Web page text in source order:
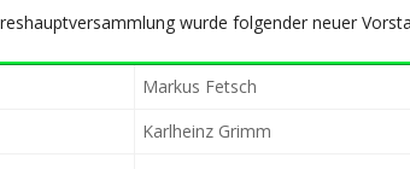
wurde folgender neuer
Markus Fetsch
Karlheinz Grimm